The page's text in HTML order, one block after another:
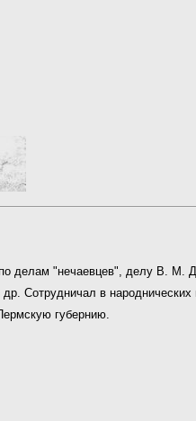
делам "нечаевцев", делу В. М.
Сотрудничал в
губернию.